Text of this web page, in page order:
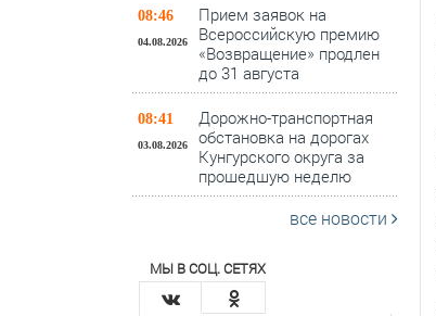
08:46
04.08.2026
Прием заявок на
Всероссийскую премию
«Возвращение» продлен
до 31 августа
08:41
03.08.2026
Дорожно-транспортная
обстановка на дорогах
Кунгурского округа за
прошедшую неделю
все новости
МЫ В СОЦ. СЕТЯХ